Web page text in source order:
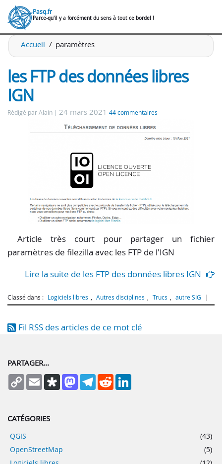
Pasq.fr
Parce-qu'il y a forcément du sens à tout ce bordel !
Accueil paramètres
les FTP des données libres
IGN
Rédigé par Alain 24 mars 2021 44 commentaires
Article très court pour partager un fichier
paramètres de filezilla avec les FTP de l'IGN
Lire la suite de les FTP des données libres IGN
Classé dans : Logiciels libres Autres disciplines Trucs autre SIG
Fil RSS des articles de ce mot clé
PARTAGER...
Copy
Link
Email DiasporaMastodon
TelegramReddit
CATÉGORIES
QGIS
(43)
OpenStreetMap
(5)